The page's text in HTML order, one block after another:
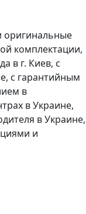
оригинальные
комплектации,
в г. Киев, с
с гарантийным
в
в Украине,
в Украине,
и